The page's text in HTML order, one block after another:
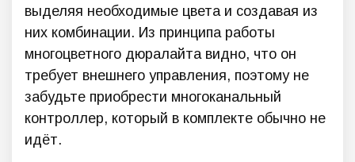
выделяя необходимые цвета и создавая из
них комбинации. Из принципа работы
многоцветного дюралайта видно, что он
требует внешнего управления, поэтому не
забудьте приобрести многоканальный
контроллер, который в комплекте обычно не
идёт.